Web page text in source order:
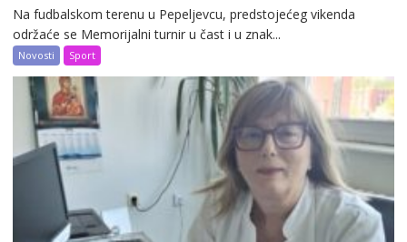
Na fudbalskom terenu u Pepeljevcu, predstojećeg vikenda
održaće se Memorijalni turnir u čast i u znak...
Novosti Sport